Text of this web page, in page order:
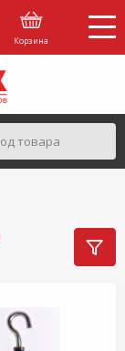
Корзина